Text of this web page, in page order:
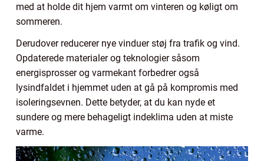
med at holde dit hjem varmt om vinteren og køligt om
sommeren.
Derudover reducerer nye vinduer støj fra trafik og vind.
Opdaterede materialer og teknologier såsom
energisprosser og varmekant forbedrer også
lysindfaldet i hjemmet uden at gå på kompromis med
isoleringsevnen. Dette betyder, at du kan nyde et
sundere og mere behageligt indeklima uden at miste
varme.